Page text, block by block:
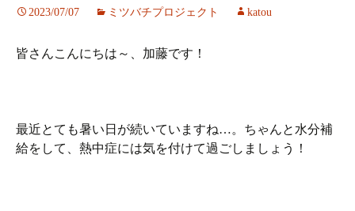
2023/07/07 ミツバチプロジェクト katou
皆さんこんにちは～、加藤です！
最近とても暑い日が続いていますね…。ちゃんと水分補
給をして、熱中症には気を付けて過ごしましょう！